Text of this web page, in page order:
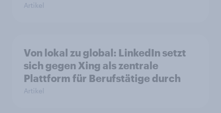
Artikel
Von lokal zu global: LinkedIn setzt
sich gegen Xing als zentrale
Plattform für Berufstätige durch
Artikel